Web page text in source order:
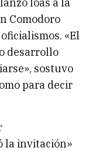
Comodoro
«El
desarrollo
sostuvo
para decir
la invitación»